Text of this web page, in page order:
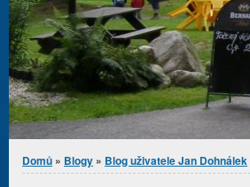
Jste zde
Domů » Blogy » Blog uživatele Jan Dohnálek